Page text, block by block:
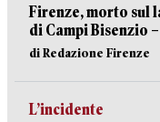
Firenze, morto sul
di Campi Bisenzio
di Redazione Firenze
L’incidente